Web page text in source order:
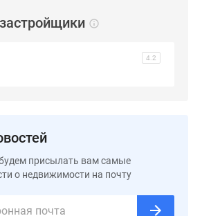
4.2
присылать вам самые
о недвижимости на почту